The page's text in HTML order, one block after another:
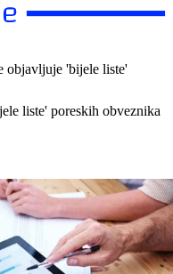
objavljuje 'bijele liste'
liste' poreskih obveznika